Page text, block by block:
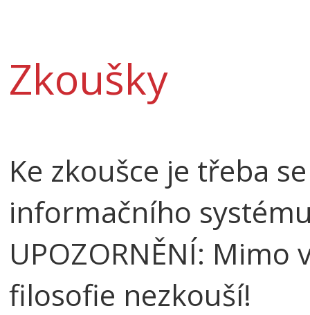
Zkoušky
Ke zkoušce je třeba
informačního
UPOZORNĚNÍ:
filosofie nezkouší!